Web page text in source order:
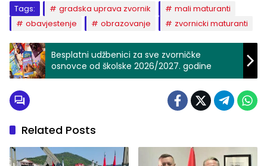
Tags: gradska uprava zvornik
mali maturanti
obavjestenje
obrazovanje zvornicki maturanti
Besplatni udžbenici za sve zvorničke
osnovce od školske 2026/2027. godine
Related Posts